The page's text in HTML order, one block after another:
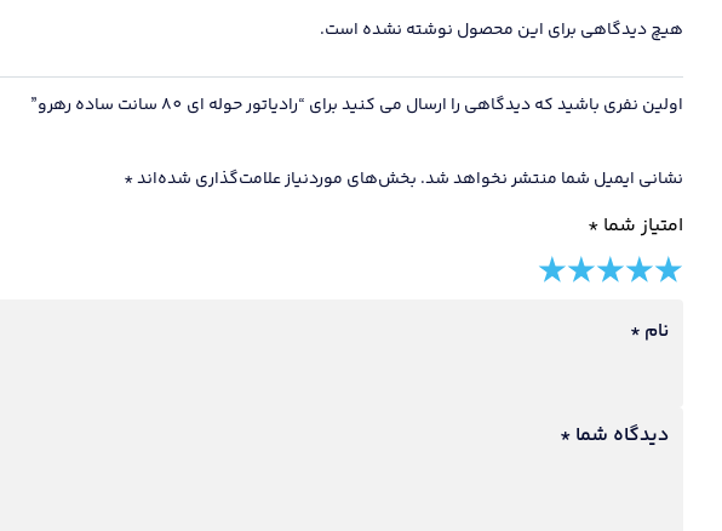
هیچ دیدگاهی برای این محصول نوشته نشده است.
اولین نفری باشید که دیدگاهی را ارسال می کنید برای “رادیاتور حوله ای 80 سانت ساده رهرو”
نشانی ایمیل شما منتشر نخواهد شد. بخش‌های موردنیاز علامت‌گذاری شده‌اند*
امتیاز شما *
1 of
stars
2 of
stars
3 of
4 of
5 of
دیدگاه شما *
نام *